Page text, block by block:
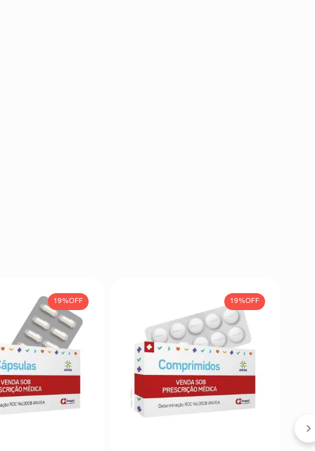
19%OFF 19%OFF